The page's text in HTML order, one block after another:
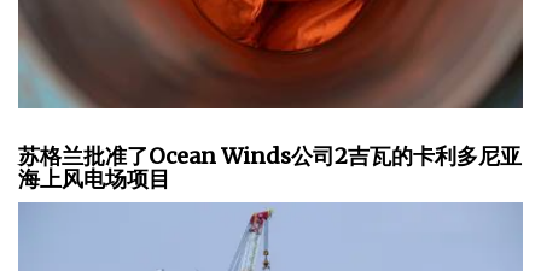
苏格兰批准了Ocean Winds公司2吉瓦的卡利多尼亚
海上风电场项目